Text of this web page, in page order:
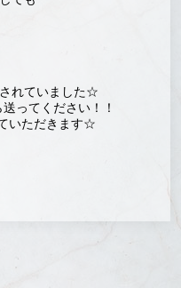
されていました☆
ってください！！
いただきます☆